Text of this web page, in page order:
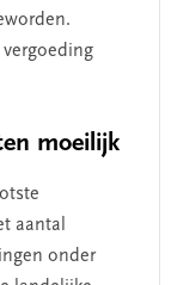
moeilijk
aantal
onder